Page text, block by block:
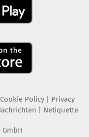
Cookie Policy| Privacy
Netiquette
GmbH